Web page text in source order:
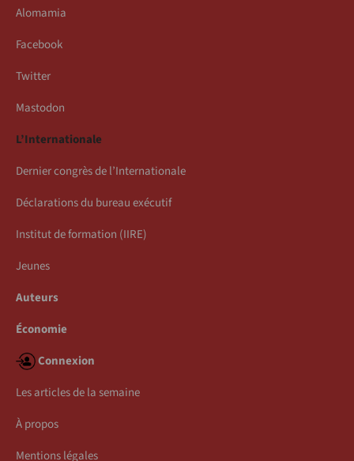
Alomamia
Facebook
Twitter
Mastodon
L’Internationale
Dernier congrès de l’Internationale
Déclarations du bureau exécutif
Institut de formation (IIRE)
Jeunes
Auteurs
Économie
Connexion
Les articles de la semaine
À propos
Mentions légales